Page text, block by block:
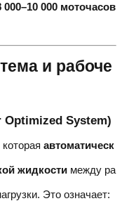
000–10 000 моточасов
и рабоче
Optimized System)
автоматическ
жидкости между ра
Это означает: